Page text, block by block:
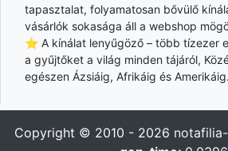
tapasztalat, folyamatosan bővülő
vásárlók sokasága áll a webshop
⭐ A kínálat lenyűgöző – több tízezer
a gyűjtőket a világ minden tájáról,
egészen Ázsiáig, Afrikáig és Amerikáig.
Copyright © 2010 - 2026